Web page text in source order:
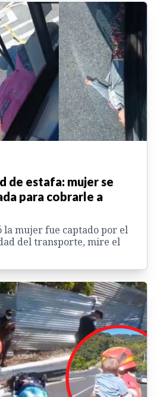
de estafa: mujer se
para cobrarle a
la mujer fue captado por el
del transporte, mire el